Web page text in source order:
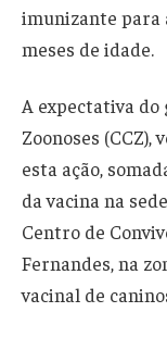
imunizante para
meses de idade.
A expectativa
Zoonoses
esta ação,
da vacina na
Centro de
Fernandes, na
vacinal de